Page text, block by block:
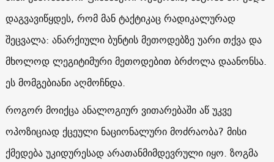
დაგვავიწყდეს, რომ მან ტაქტიკაც რადიკალურად
შეცვალა: ანარქიული ბუნტის მეთოდებზე უარი თქვა და
მხოლოდ ლეგიტიმური მეთოდებით ბრძოლა დაანონსა.
ეს მომგებიანი აღმოჩნდა.
როგორ მოიქცა ანალოგიურ ვითარებაში აწ უკვე
ოპოზიციად ქცეული ნაციონალური მოძრაობა? მისი
ქმედება უკიდურესად არათანმიმდევრული იყო. ზოგმა